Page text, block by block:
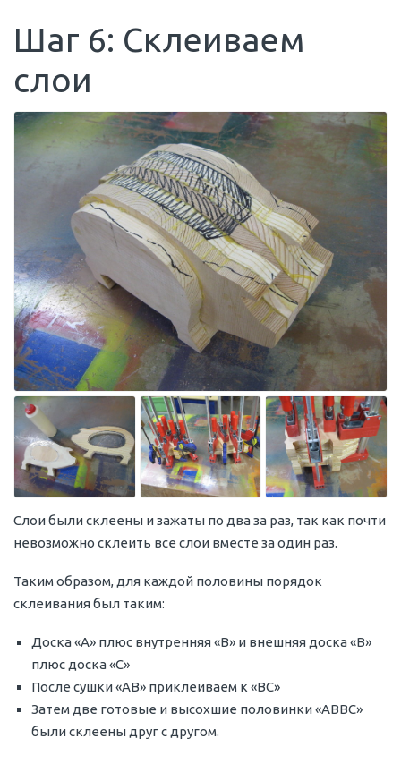
Шаг 6: Склеиваем
слои
Слои были склеены и зажаты по два за раз, так как почти
невозможно склеить все слои вместе за один раз.
Таким образом, для каждой половины порядок
склеивания был таким:
Доска «A» плюс внутренняя «B» и внешняя доска «B»
плюс доска «C»
После сушки «AB» приклеиваем к «BC»
Затем две готовые и высохшие половинки «ABBC»
были склеены друг с другом.